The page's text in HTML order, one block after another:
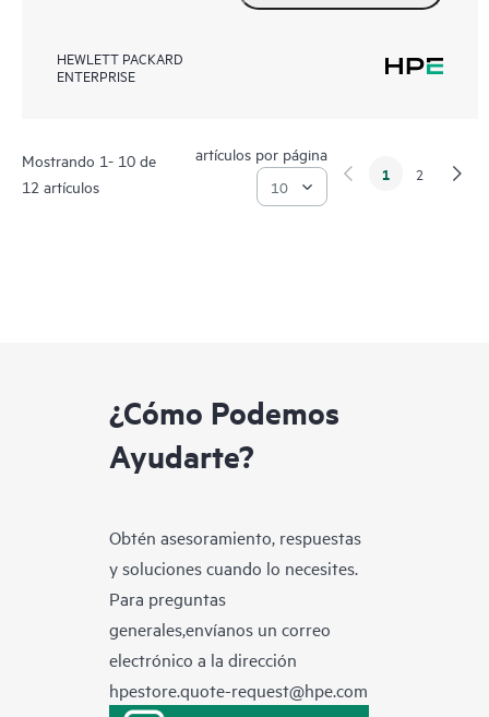
HEWLETT PACKARD
ENTERPRISE
Mostrando 1- 10 de
12 artículos
artículos por página
1 2
¿Cómo Podemos
Ayudarte?
Obtén asesoramiento, respuestas
y soluciones cuando lo necesites.
Para preguntas
generales,envíanos un correo
electrónico a la dirección
hpestore.quote-request@hpe.com